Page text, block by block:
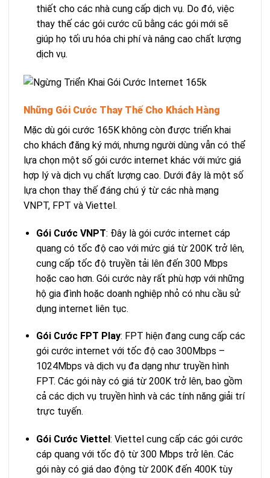
thiết cho các nhà cung cấp dịch vụ. Do đó, việc
thay thế các gói cước cũ bằng các gói mới sẽ
giúp họ tối ưu hóa chi phí và nâng cao chất lượng
dịch vụ.
Những Gói Cước Thay Thế Cho Khách Hàng
Mặc dù gói cước 165K không còn được triển khai
cho khách đăng ký mới, nhưng người dùng vẫn có thể
lựa chọn một số gói cước internet khác với mức giá
hợp lý và dịch vụ chất lượng cao. Dưới đây là một số
lựa chọn thay thế đáng chú ý từ các nhà mạng
VNPT, FPT và Viettel.
Gói Cước VNPT: Đây là gói cước internet cáp
quang có tốc độ cao với mức giá từ 200K trở lên,
cung cấp tốc độ truyền tải lên đến 300 Mbps
hoặc cao hơn. Gói cước này rất phù hợp với những
hộ gia đình hoặc doanh nghiệp nhỏ có nhu cầu sử
dụng internet liên tục.
Gói Cước FPT Play: FPT hiện đang cung cấp các
gói cước internet với tốc độ cao 300Mbps –
1024Mbps và dịch vụ đa dạng như truyền hình
FPT. Các gói này có giá từ 200K trở lên, bao gồm
cả các dịch vụ truyền hình và các tính năng giải trí
trực tuyến.
Gói Cước Viettel : Viettel cung cấp các gói cước
cáp quang với tốc độ từ 300 Mbps trở lên. Các
gói này có giá dao động từ 200K đến 400K tùy